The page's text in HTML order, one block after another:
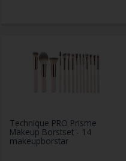
Technique PRO Prisme
Makeup Borstset - 14
makeupborstar